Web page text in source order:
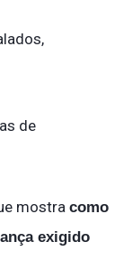
de
mostra como
exigido